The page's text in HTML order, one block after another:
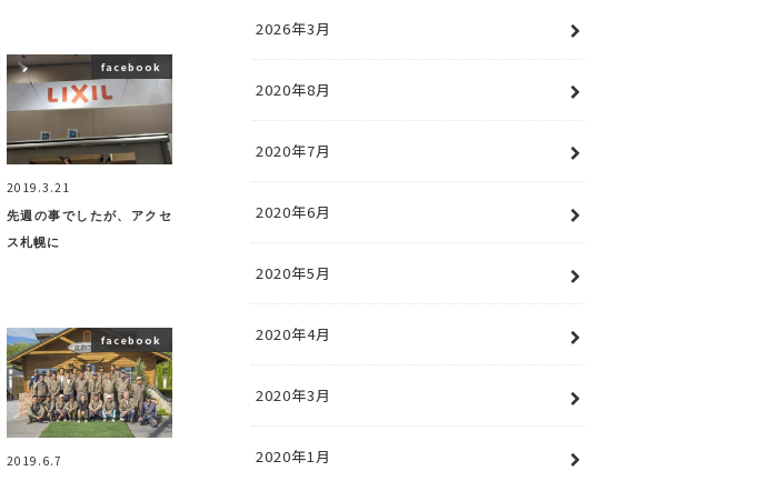
facebook
2019.3.21
先週の事でしたが、アクセ
ス札幌に
facebook
2019.6.7
2026年3月
2020年8月
2020年7月
2020年6月
2020年5月
2020年4月
2020年3月
2020年1月